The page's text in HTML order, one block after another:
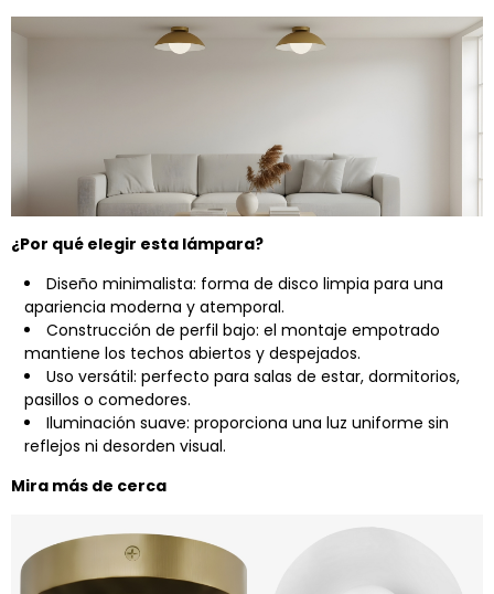
¿Por qué elegir esta lámpara?
Diseño minimalista: forma de disco limpia para una
apariencia moderna y atemporal.
Construcción de perfil bajo: el montaje empotrado
mantiene los techos abiertos y despejados.
Uso versátil: perfecto para salas de estar, dormitorios,
pasillos o comedores.
Iluminación suave: proporciona una luz uniforme sin
reflejos ni desorden visual.
Mira más de cerca